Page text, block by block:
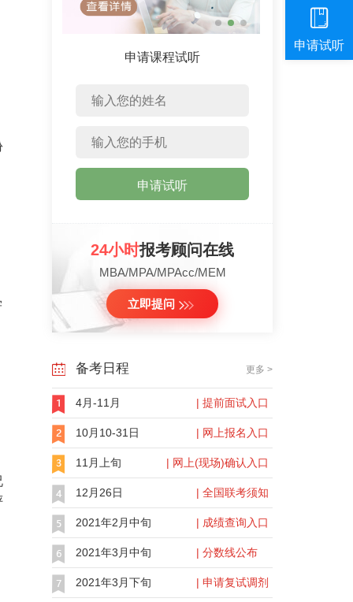
申请课程试听
申请试听
24小时报考顾问在线
MBA/MPA/MPAcc/MEM
立即提问
备考日程 更多 >
4月-11月 | 提前面试入口
10月10-31日 | 网上报名入口
11月上旬 | 网上(现场)确认入口
12月26日 | 全国联考须知
2021年2月中旬 | 成绩查询入口
2021年3月中旬 | 分数线公布
2021年3月下旬 | 申请复试调剂